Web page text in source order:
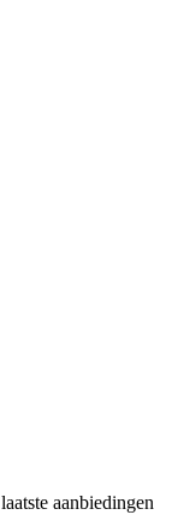
aanbiedingen